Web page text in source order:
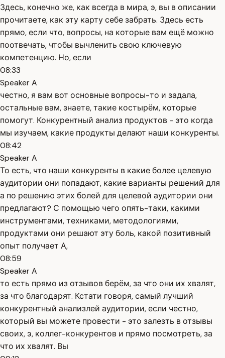
Здесь, конечно же, как всегда в мира, э, вы в описании
прочитаете, как эту карту себе забрать. Здесь есть
прямо, если что, вопросы, на которые вам ещё можно
поотвечать, чтобы вычленить свою ключевую
компетенцию. Но, если
08:33
Speaker A
честно, я вам вот основные вопросы-то и задала,
остальные вам, знаете, такие костырём, которые
помогут. Конкурентный анализ продуктов - это когда
мы изучаем, какие продукты делают наши конкуренты.
08:42
Speaker A
То есть, что наши конкуренты в какие более целевую
аудитории они попадают, какие варианты решений для
а по решению этих болей для целевой аудитории они
предлагают? С помощью чего опять-таки, какими
инструментами, техниками, методологиями,
продуктами они решают эту боль, какой позитивный
опыт получает А,
08:59
Speaker A
то есть прямо из отзывов берём, за что они их хвалят,
за что благодарят. Кстати говоря, самый лучший
конкурентный анализлей аудитории, если честно,
который вы можете провести - это залезть в отзывы
своих, э, коллег-конкурентов и прямо посмотреть, за
что их хвалят. Вы